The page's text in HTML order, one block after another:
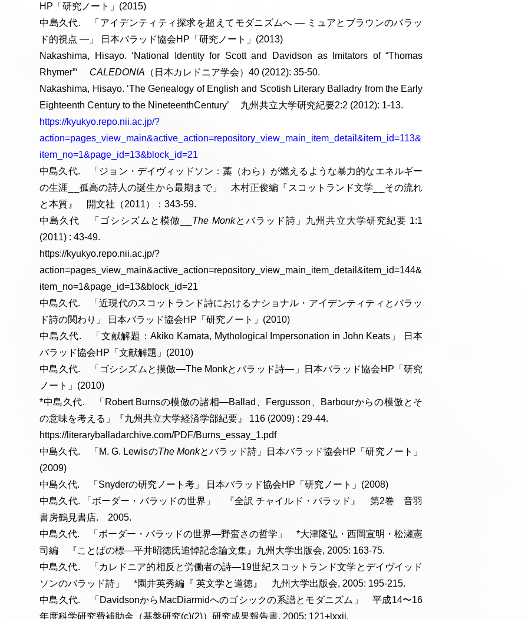
HP「研究ノート」(2015)
中島久代. 「アイデンティティ探求を超えてモダニズムへ — ミュアとブラウンのバラッ
ド的視点 —」 日本バラッド協会HP「研究ノート」(2013)
Nakashima, Hisayo. ‘National Identity for Scott and Davidson as Imitators of “Thomas
Rhymer”‘ CALEDONIA （日本カレドニア学会）40 (2012): 35-50.
Nakashima, Hisayo. ‘The Genealogy of English and Scotish Literary Balladry from the Early
Eighteenth Century to the NineteenthCentury’ 九州共立大学研究紀要2:2 (2012): 1-13.
https://kyukyo.repo.nii.ac.jp/?
action=pages_view_main&active_action=repository_view_main_item_detail&item_id=113&
item_no=1&page_id=13&block_id=21
中島久代. 「ジョン・デイヴィッドソン：藁（わら）が燃えるような暴力的なエネルギー
の生涯⎯⎯孤高の詩人の誕生から最期まで」 木村正俊編『スコットランド文学⎯⎯その流れ
と本質』 開文社（2011）：343-59.
中島久代 「ゴシシズムと模倣⎯⎯ The Monkとバラッド詩」九州共立大学研究紀要 1:1
(2011) : 43-49.
https://kyukyo.repo.nii.ac.jp/?
action=pages_view_main&active_action=repository_view_main_item_detail&item_id=144&
item_no=1&page_id=13&block_id=21
中島久代. 「近現代のスコットランド詩におけるナショナル・アイデンティティとバラッ
ド詩の関わり」 日本バラッド協会HP「研究ノート」(2010)
中島久代. 「文献解題：Akiko Kamata, Mythological Impersonation in John Keats」 日本
バラッド協会HP「文献解題」(2010)
中島久代. 「ゴシシズムと摸倣—The Monkとバラッド詩—」日本バラッド協会HP「研究
ノート」(2010)
*中島久代. 「Robert Burnsの模倣の諸相—Ballad、Fergusson、Barbourからの模倣とそ
の意味を考える」『九州共立大学経済学部紀要』 116 (2009) : 29-44.
https://literaryballadarchive.com/PDF/Burns_essay_1.pdf
中島久代. 「M. G. LewisのThe Monkとバラッド詩」日本バラッド協会HP「研究ノート」
(2009)
中島久代. 「Snyderの研究ノート考」 日本バラッド協会HP「研究ノート」(2008)
中島久代. 「ボーダー・バラッドの世界」 『全訳 チャイルド・バラッド』 第2巻 音羽
書房鶴見書店. 2005.
中島久代. 「ボーダー・バラッドの世界—野蛮さの哲学」 *大津隆弘・西岡宣明・松瀬憲
司編 『ことばの標—平井昭徳氏追悼記念論文集』九州大学出版会, 2005: 163-75.
中島久代. 「カレドニア的相反と労働者の詩—19世紀スコットランド文学とデイヴイッド
ソンのバラッド詩」 *園井英秀編『 英文学と道徳』 九州大学出版会, 2005: 195-215.
中島久代. 「DavidsonからMacDiarmidへのゴシックの系譜とモダニズム」 平成14〜16
年度科学研究費補助金（基盤研究(c)(2)）研究成果報告書, 2005: 121+lxxii.